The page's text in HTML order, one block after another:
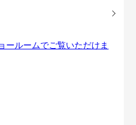
ールームでご覧いただけま